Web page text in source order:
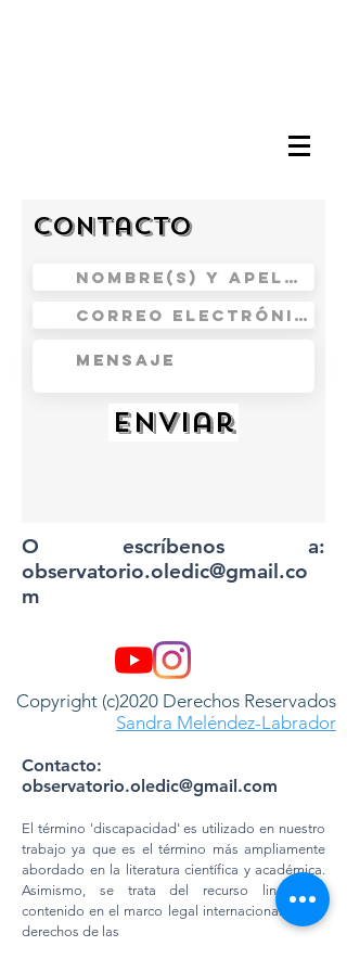
Contacto
Enviar
O escríbenos a:
observatorio.oledic@gmail.co
m
Copyright (c)2020 Derechos Reservados
Sandra Meléndez-Labrador
Contacto:
observatorio.oledic@gmail.com
El término 'discapacidad' es utilizado en nuestro
trabajo ya que es el término más ampliamente
abordado en la literatura científica y académica.
Asimismo, se trata del recurso lingüístico
contenido en el marco legal internacional de los
derechos de las